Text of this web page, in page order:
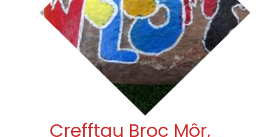
Crefftau Broc Môr,